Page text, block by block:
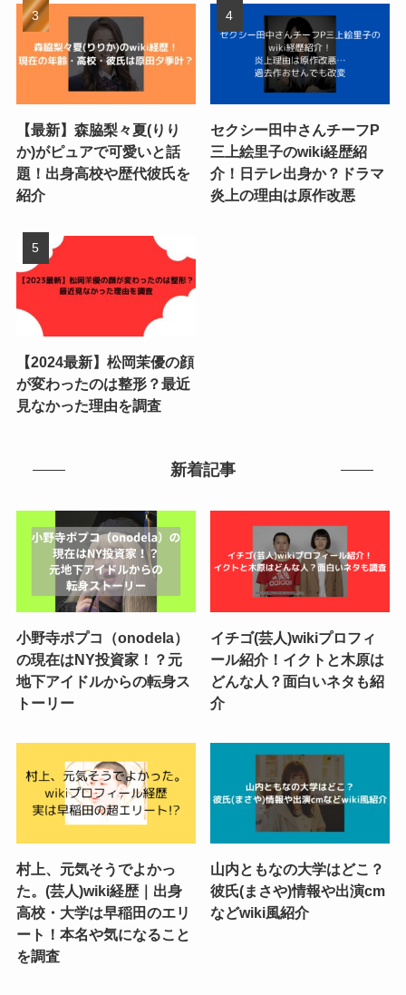
【最新】森脇梨々夏(りり
か)がピュアで可愛いと話
題！出身高校や歴代彼氏を
紹介
セクシー田中さんチーフP
三上絵里子のwiki経歴紹
介！日テレ出身か？ドラマ
炎上の理由は原作改悪
【2024最新】松岡茉優の顔
が変わったのは整形？最近
見なかった理由を調査
新着記事
小野寺ポプコ（onodela）
の現在はNY投資家！？元
地下アイドルからの転身ス
トーリー
イチゴ(芸人)wikiプロフィ
ール紹介！イクトと木原は
どんな人？面白いネタも紹
介
村上、元気そうでよかっ
た。(芸人)wiki経歴｜出身
高校・大学は早稲田のエリ
ート！本名や気になること
を調査
山内ともなの大学はどこ？
彼氏(まさや)情報や出演cm
などwiki風紹介